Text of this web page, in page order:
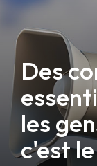
Des
les
c'est